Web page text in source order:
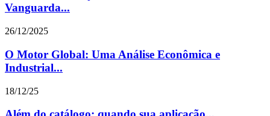
Vanguarda...
26/12/2025
O Motor Global: Uma Análise Econômica e
Industrial...
18/12/25